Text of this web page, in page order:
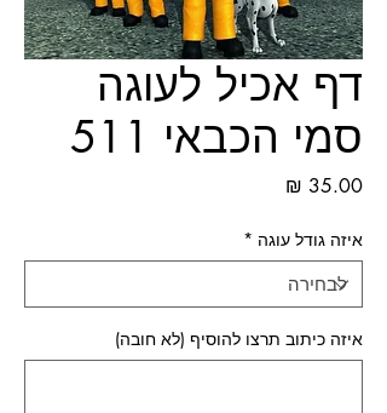
דף אכיל לעוגה
סמי הכבאי 511
איזה גודל עוגה *
איזה כיתוב תרצו להוסיף (לא חובה)